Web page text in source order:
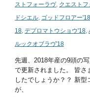
ストフォーラヴ, クエスト
ドシエル ゴッドフロアー'18
18 デプロマトウショウ'18
ルックオブラヴ'18
先週、2018年産の9頭の
で更新されました。 皆さ
したでしょうか？？ 新
が、